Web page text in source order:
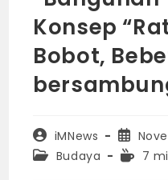
Konsep
Bobot,
Post
author:
iMNews
Post
PostBudaya
Reading
7